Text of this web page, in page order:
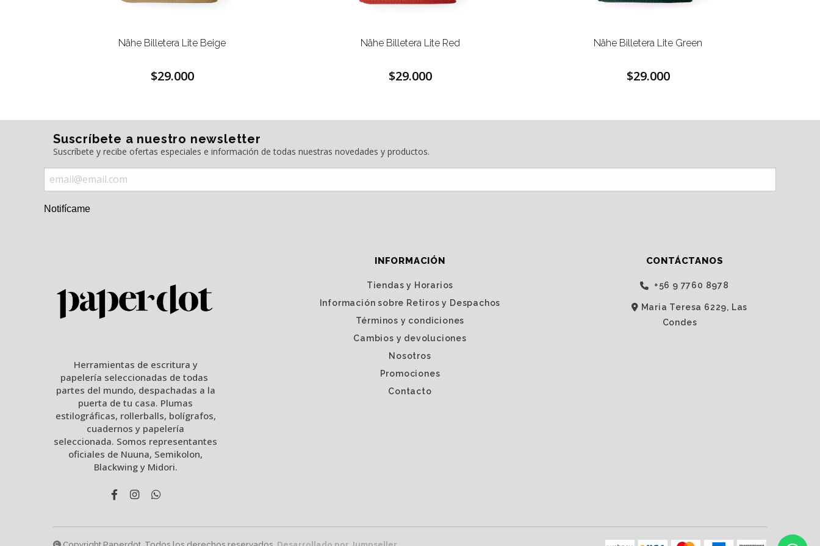
Nähe Billetera Lite Beige
$29.000
Nähe Billetera Lite Red
$29.000
Nähe Billetera Lite Green
$29.000
Suscríbete a nuestro newsletter
Suscríbete y recibe ofertas especiales e información de todas nuestras novedades y productos.
Notifícame
Herramientas de escritura y
papelería seleccionadas de todas
partes del mundo, despachadas a la
puerta de tu casa. Plumas
estilográficas, rollerballs, bolígrafos,
cuadernos y papelería
seleccionada. Somos representantes
oficiales de Nuuna, Semikolon,
Blackwing y Midori.
INFORMACIÓN
Tiendas y Horarios
Información sobre Retiros y Despachos
Términos y condiciones
Cambios y devoluciones
Nosotros
Promociones
Contacto
CONTÁCTANOS
‭+56 9 7760 8978‬
Maria Teresa 6229, Las
Condes